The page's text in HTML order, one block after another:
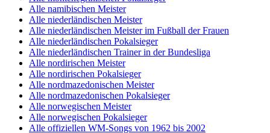
Alle namibischen Meister
Alle niederländischen Meister
Alle niederländischen Meister im Fußball der Frauen
Alle niederländischen Pokalsieger
Alle niederländischen Trainer in der Bundesliga
Alle nordirischen Meister
Alle nordirischen Pokalsieger
Alle nordmazedonischen Meister
Alle nordmazedonischen Pokalsieger
Alle norwegischen Meister
Alle norwegischen Pokalsieger
Alle offiziellen WM-Songs von 1962 bis 2002